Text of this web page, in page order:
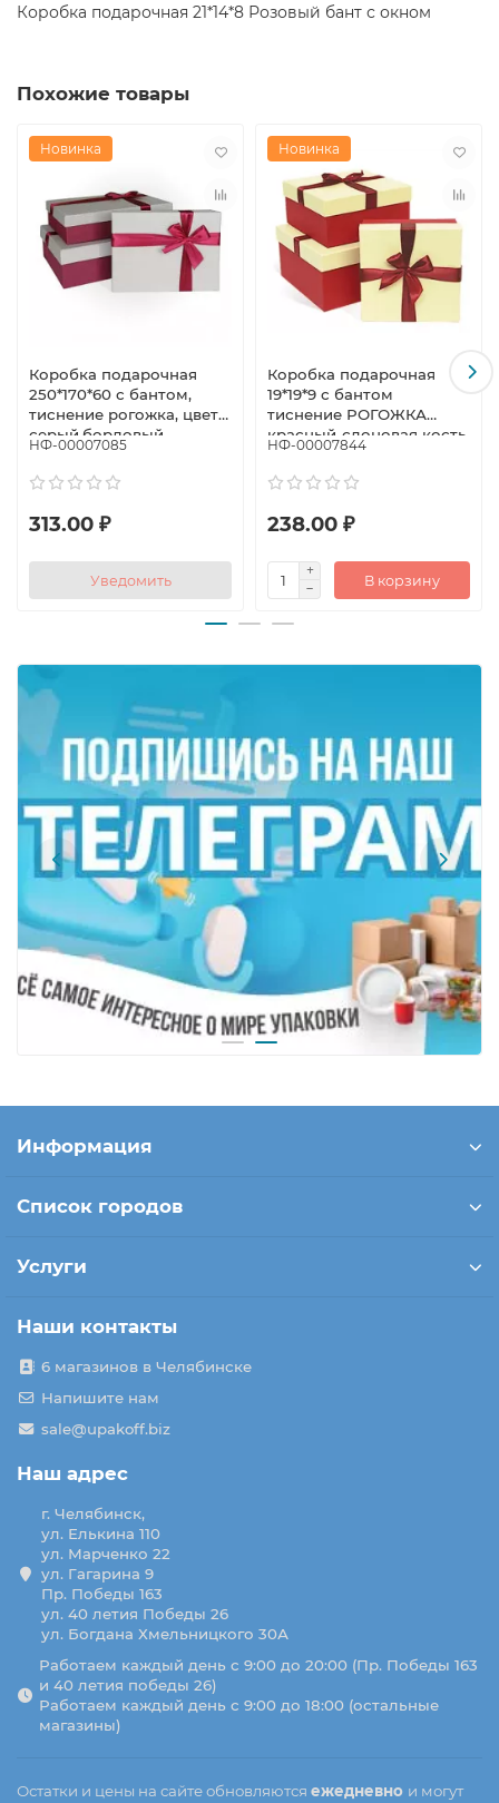
Коробка подарочная 21*14*8 Розовый бант с окном
Похожие товары
Новинка
Коробка подарочная
250*170*60 с бантом,
тиснение рогожка, цвет
серый,бордовый
НФ-00007085
313.00 ₽
Уведомить
Новинка
Коробка подарочная
19*19*9 с бантом
тиснение РОГОЖКА
красный-слоновая кость
НФ-00007844
238.00 ₽
В корзину
Информация
Список городов
Услуги
Наши контакты
6 магазинов в Челябинске
Напишите нам
sale@upakoff.biz
Наш адрес
г. Челябинск,
ул. Елькина 110
ул. Марченко 22
ул. Гагарина 9
Пр. Победы 163
ул. 40 летия Победы 26
ул. Богдана Хмельницкого 30А
Работаем каждый день с 9:00 до 20:00 (Пр. Победы 163
и 40 летия победы 26)
Работаем каждый день с 9:00 до 18:00 (остальные
магазины)
Остатки и цены на сайте обновляются ежедневно и могут